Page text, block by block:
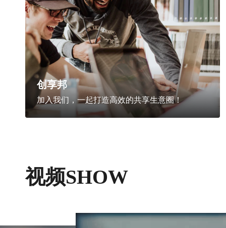
创享邦
加入我们，一起打造高效的共享生意圈！
视频SHOW